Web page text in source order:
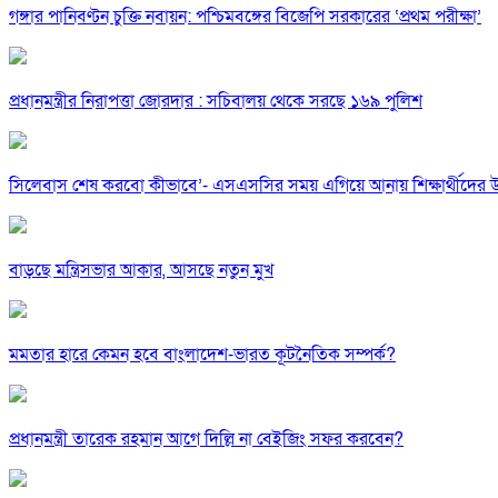
গঙ্গার পানিবণ্টন চুক্তি নবায়ন: পশ্চিমবঙ্গের বিজেপি সরকারের ‘প্রথম পরীক্ষা’
প্রধানমন্ত্রীর নিরাপত্তা জোরদার : সচিবালয় থেকে সরছে ১৬৯ পুলিশ
সিলেবাস শেষ করবো কীভাবে’- এসএসসির সময় এগিয়ে আনায় শিক্ষার্থীদের
বাড়ছে মন্ত্রিসভার আকার, আসছে নতুন মুখ
মমতার হারে কেমন হবে বাংলাদেশ-ভারত কূটনৈতিক সম্পর্ক?
প্রধানমন্ত্রী তারেক রহমান আগে দিল্লি না বেইজিং সফর করবেন?